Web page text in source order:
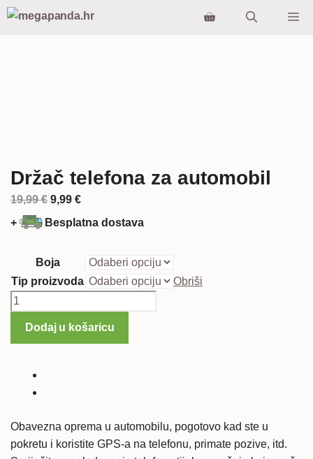
Preskoči
Držač telefona za automobil
19,99€ Izvorna
cijena
19,99 €.
9,99 €Trenutna
cijena
+ Besplatna dostava
Boja
Tip proizvoda
Obriši
Držač
Dodaj u košaricu
Obavezna oprema u automobilu, pogotovo kad ste u
pokretu i koristite GPS-a na telefonu, primate pozive, itd.